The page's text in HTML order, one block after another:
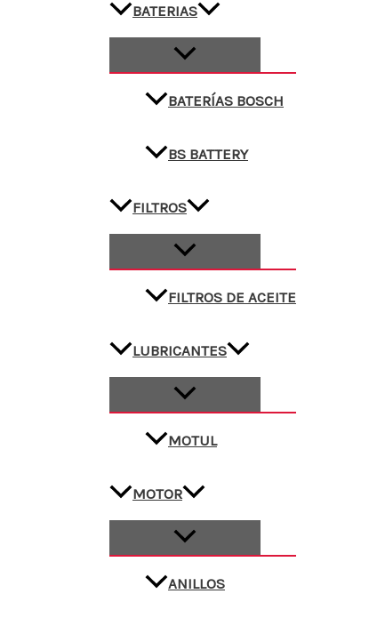
BATERIAS
BATERÍAS BOSCH
BS BATTERY
FILTROS
FILTROS DE ACEITE
LUBRICANTES
MOTUL
MOTOR
ANILLOS